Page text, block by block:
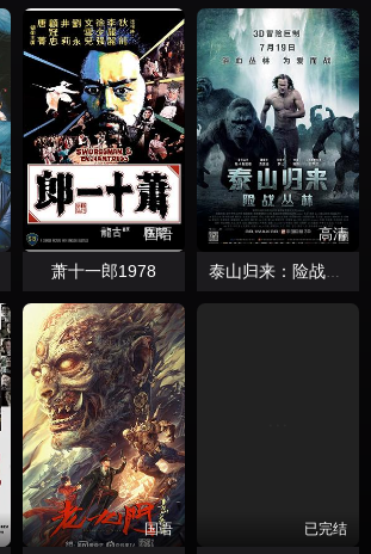
国语
萧十一郎1978
高清
泰山归来：险战丛林国语
国语 已完结